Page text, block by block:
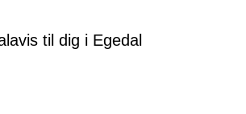
til dig i Egedal